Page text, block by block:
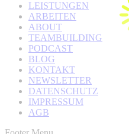
LEISTUNGEN
ARBEITEN
ABOUT
TEAMBUILDING
PODCAST
BLOG
KONTAKT
NEWSLETTER
DATENSCHUTZ
IMPRESSUM
AGB